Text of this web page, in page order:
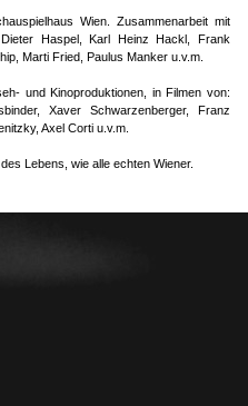
Wien. Zusammenarbeit mit
Haspel, Karl Heinz Hackl, Frank
Marti Fried, Paulus Manker u.v.m.
und Kinoproduktionen, in Filmen von:
Xaver Schwarzenberger, Franz
Axel Corti u.v.m.
Lebens, wie alle echten Wiener.